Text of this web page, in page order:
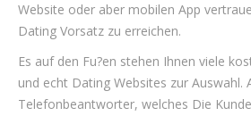
Website oder aber mobilen App
Dating Vorsatz zu erreichen.
Es auf den Fu?en stehen Ihnen viele
und echt Dating Websites zur Auswahl.
Telefonbeantworter, welches Die